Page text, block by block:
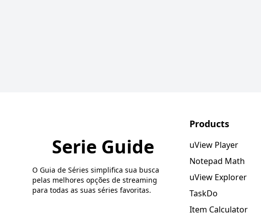
Serie Guide
O Guia de Séries simplifica sua busca
pelas melhores opções de streaming
para todas as suas séries favoritas.
Products
uView Player
Notepad Math
uView Explorer
TaskDo
Item Calculator